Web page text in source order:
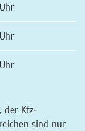
der Kfz-
sind nur